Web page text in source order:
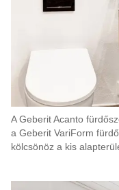
A Geberit Acanto
a Geberit VariForm
kölcsönöz a kis